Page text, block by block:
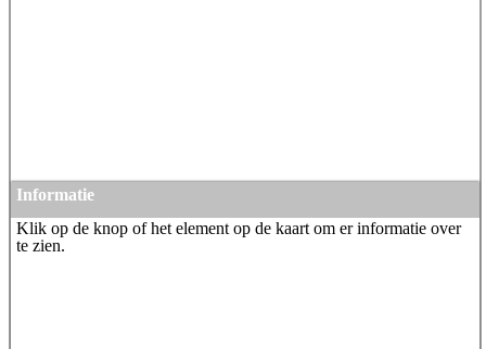
Informatie
Klik op de knop of het element op de kaart om er informatie over
te zien.